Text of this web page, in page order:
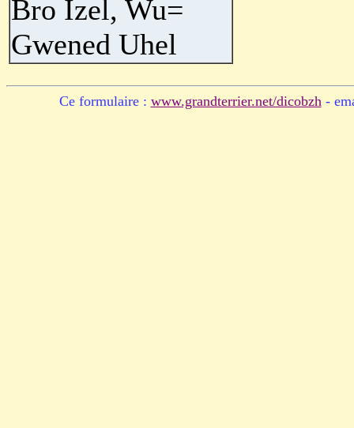
Bro Izel, Wu=
Gwened Uhel
Ce formulaire : www.grandterrier.net/dicobzh-